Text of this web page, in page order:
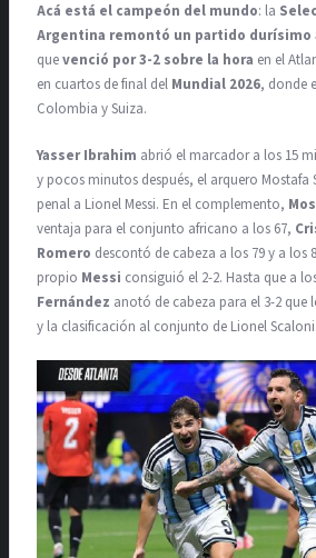
Acá está el campeón del mundo: la
Argentina remontó un partido durísimo
quevenció por 3-2 sobre la hora en el
en cuartos de final del Mundial 2026, donde
Colombia y Suiza.
Yasser Ibrahim abrió el marcador a los 15
y pocos minutos después, el arquero Mostafa
penal a Lionel Messi. En el complemento,
ventaja para el conjunto africano a los 67,
Romero descontó de cabeza a los 79 y a los
propio Messi consiguió el 2-2. Hasta que a
Fernández anotó de cabeza para el 3-2 que
y la clasificación al conjunto de Lionel Scaloni.